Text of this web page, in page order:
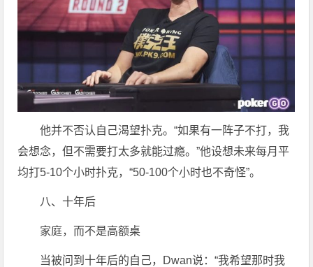
他并不否认自己渴望扑克。“如果有一阵子不打，我
会想念，但不需要打太多就能过瘾。”他设想未来每月平
均打5-10个小时扑克，“50-100个小时也不奇怪”。
八、十年后
家庭，而不是高额桌
当被问到十年后的自己，Dwan说：“我希望那时我